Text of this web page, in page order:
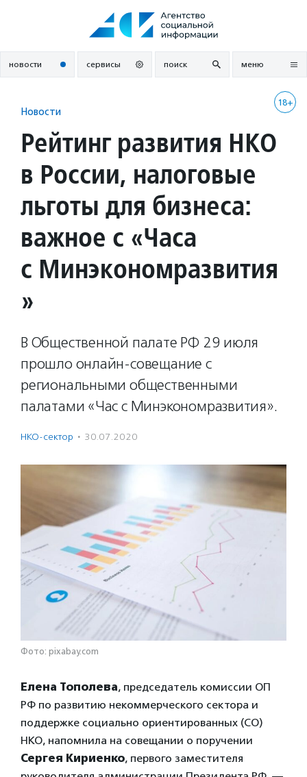
новости сервисы поиск меню
18+
Новости
Рейтинг развития НКО
в России, налоговые
льготы для бизнеса:
важное с «Часа
с Минэкономразвития
»
В Общественной палате РФ 29 июля
прошло онлайн-совещание с
региональными общественными
палатами «Час с Минэкономразвития».
НКО-сектор · 30.07.2020
Фото: pixabay.com
Елена Тополева, председатель комиссии ОП
РФ по развитию некоммерческого сектора и
поддержке социально ориентированных (СО)
НКО, напомнила на совещании о поручении
Сергея Кириенко, первого заместителя